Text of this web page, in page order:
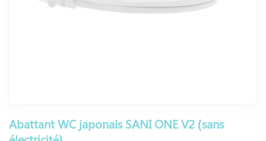
Abattant WC japonais SANI ONE V2 (sans